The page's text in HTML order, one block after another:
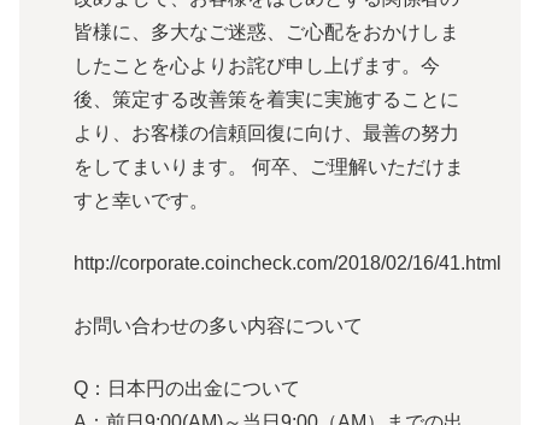
皆様に、多大なご迷惑、ご心配をおかけしま
したことを心よりお詫び申し上げます。今
後、策定する改善策を着実に実施することに
より、お客様の信頼回復に向け、最善の努力
をしてまいります。 何卒、ご理解いただけま
すと幸いです。
http://corporate.coincheck.com/2018/02/16/41.html
お問い合わせの多い内容について
Q：日本円の出金について